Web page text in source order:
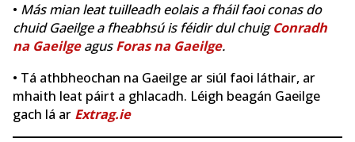
• Más mian leat tuilleadh eolais a fháil faoi conas do
chuid Gaeilge a fheabhsú is féidir dul chuigConradh
na GaeilgeagusForas na Gaeilge.
• Tá athbheochan na Gaeilge ar siúl faoi láthair, ar
mhaith leat páirt a ghlacadh. Léigh beagán Gaeilge
gach lá ar Extrag.ie